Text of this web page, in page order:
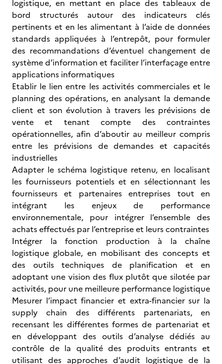
logistique, en mettant en place des tableaux de
bord structurés autour des indicateurs clés
pertinents et en les alimentant à l’aide de données
standards appliquées à l’entrepôt, pour formuler
des recommandations d’éventuel changement de
système d’information et faciliter l’interfaçage entre
applications informatiques
Etablir le lien entre les activités commerciales et le
planning des opérations, en analysant la demande
client et son évolution à travers les prévisions de
vente et tenant compte des contraintes
opérationnelles, afin d’aboutir au meilleur compris
entre les prévisions de demandes et capacités
industrielles
Adapter le schéma logistique retenu, en localisant
les fournisseurs potentiels et en sélectionnant les
fournisseurs et partenaires entreprises tout en
intégrant les enjeux de performance
environnementale, pour intégrer l’ensemble des
achats effectués par l’entreprise et leurs contraintes
Intégrer la fonction production à la chaîne
logistique globale, en mobilisant des concepts et
des outils techniques de planification et en
adoptant une vision des flux plutôt que silotée par
activités, pour une meilleure performance logistique
Mesurer l’impact financier et extra-financier sur la
supply chain des différents partenariats, en
recensant les différentes formes de partenariat et
en développant des outils d’analyse dédiés au
contrôle de la qualité des produits entrants et
utilisant des approches d’audit logistique de la